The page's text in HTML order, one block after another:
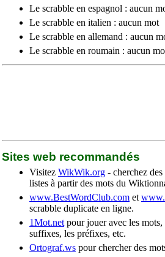
Le scrabble en espagnol : aucun
Le scrabble en italien : aucun mot
Le scrabble en allemand : aucun
Le scrabble en roumain : aucun
Sites web recommandés
Visitez WikWik.org - cherchez
listes à partir des mots du
www.BestWordClub.com et
scrabble duplicate en ligne.
1Mot.net pour jouer avec les mots,
suffixes, les préfixes, etc.
Ortograf.ws pour chercher des